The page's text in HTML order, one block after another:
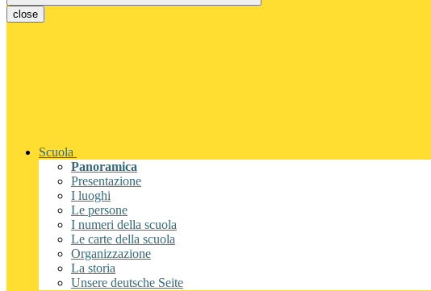
close
Scuola
Panoramica
Presentazione
I luoghi
Le persone
I numeri della scuola
Le carte della scuola
Organizzazione
La storia
Unsere deutsche Seite